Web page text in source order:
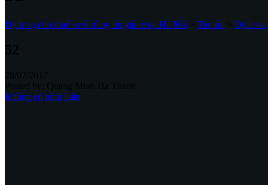
Dịch vụ cho thuê xe ô tô uy tín giá rẻ tại Hà Nội Tin tức Dịch vụ
Không có bình luận